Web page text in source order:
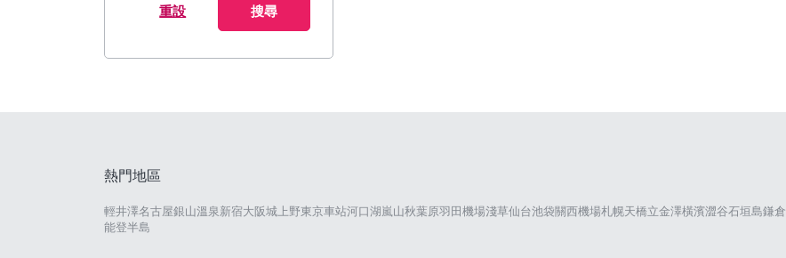
重設 搜尋
熱門地區
輕井澤名古屋銀山溫泉新宿大阪城 上野東京車站河口湖嵐山秋葉原羽田機場淺草仙台池袋關西機場札幌天橋立金澤橫濱澀谷石垣島鎌倉
能登半島